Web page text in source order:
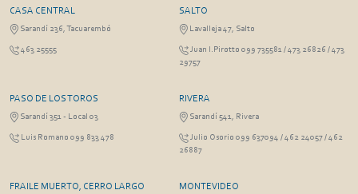
CASA CENTRAL
Sarandí 236, Tacuarembó
463 25555
SALTO
Lavalleja 47, Salto
Juan I.Pirotto 099 735581 / 473 26826 / 473
29757
PASO DE LOS TOROS
Sarandí 351 - Local 03
Luis Romano 099 833 478
RIVERA
Sarandí 541, Rivera
Julio Osorio 099 637094 / 462 24057 / 462
26887
FRAILE MUERTO, CERRO LARGO MONTEVIDEO